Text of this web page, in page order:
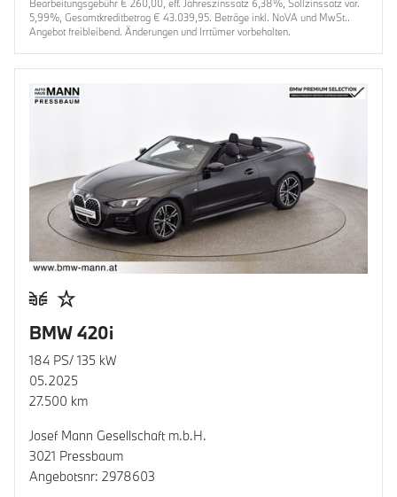
Bearbeitungsgebühr € 260,00, eff. Jahreszinssatz 6,38%, Sollzinssatz var.
5,99%, Gesamtkreditbetrag € 43.039,95. Beträge inkl. NoVA und MwSt..
Angebot freibleibend. Änderungen und Irrtümer vorbehalten.
BMW 420i
184 PS/ 135 kW
05.2025
27.500 km
Josef Mann Gesellschaft m.b.H.
3021 Pressbaum
Angebotsnr: 2978603